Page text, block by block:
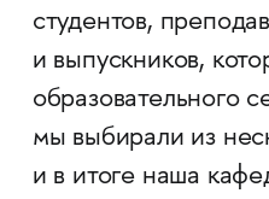
студентов,
и выпускников,
образовательного
мы выбирали из
и в итоге наша